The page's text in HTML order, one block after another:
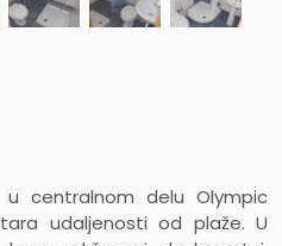
centralnom delu Olympic
udaljenosti od plaže. U